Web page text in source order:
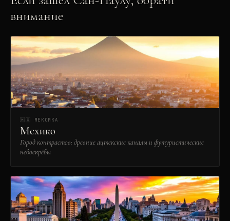
внимание
🇲🇽 МЕКСИКА
Мехико
Город контрастов: древние ацтекские каналы и футуристические
небоскрёбы